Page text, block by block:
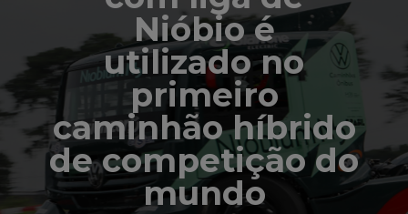
Nióbio é
utilizado no
primeiro
caminhão híbrido
de competição do
mundo